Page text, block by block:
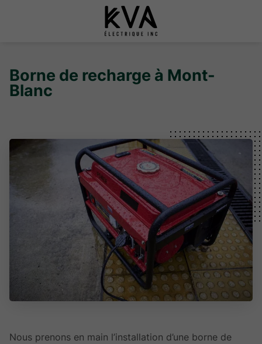
Borne de recharge à Mont-
Blanc
Nous prenons en main l’installation d’une borne de